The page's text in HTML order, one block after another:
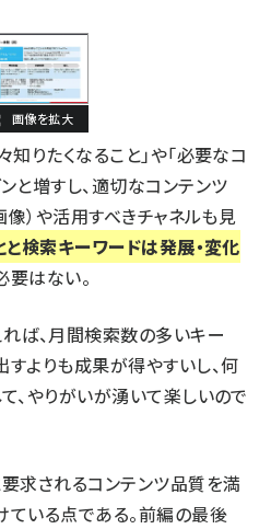
りたくなること」や「必要なコ
と増すし、適切なコンテンツ
）や活用すべきチャネルも見
と検索キーワードは発展・変化
要はない。
ば、月間検索数の多いキー
よりも成果が得やすいし、何
、やりがいが湧いて楽しいので
求されるコンテンツ品質を満
いる点である。前編の最後